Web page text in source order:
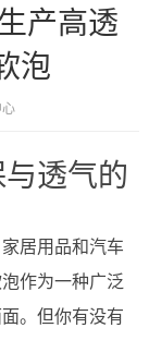
产高透
泡
透气的
居用品和汽车
作为一种广泛
。但你有没有